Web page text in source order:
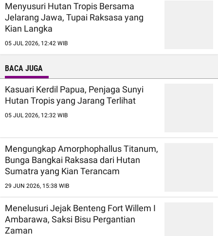
Menyusuri Hutan Tropis Bersama
Jelarang Jawa, Tupai Raksasa yang
Kian Langka
05 JUL 2026, 12:42 WIB
BACA JUGA
Kasuari Kerdil Papua, Penjaga Sunyi
Hutan Tropis yang Jarang Terlihat
05 JUL 2026, 12:32 WIB
Mengungkap Amorphophallus Titanum,
Bunga Bangkai Raksasa dari Hutan
Sumatra yang Kian Terancam
29 JUN 2026, 15:38 WIB
Menelusuri Jejak Benteng Fort Willem I
Ambarawa, Saksi Bisu Pergantian
Zaman